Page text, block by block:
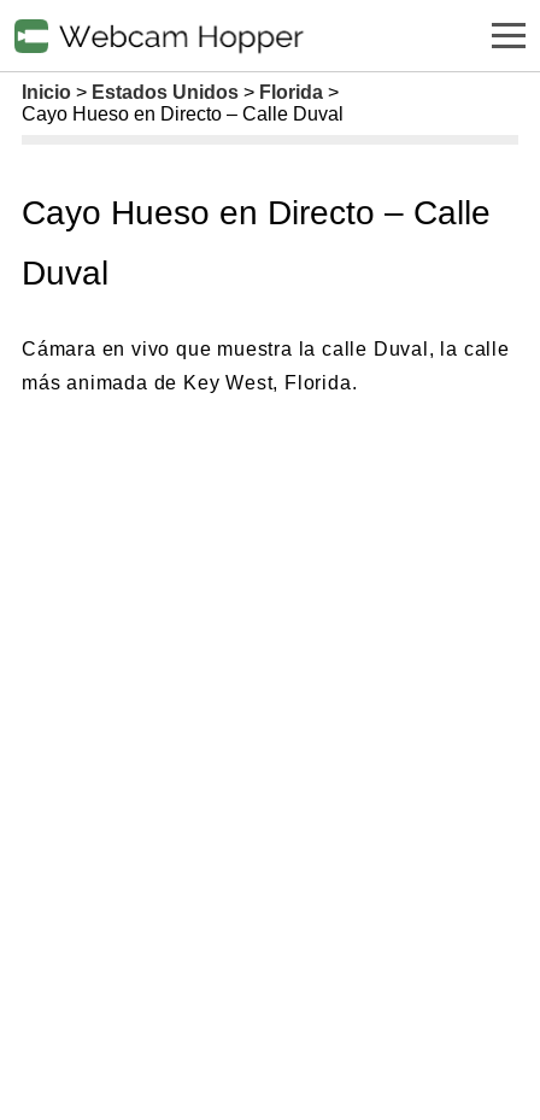
Inicio Estados Unidos
Florida
Cayo Hueso en Directo – Calle Duval
Cayo Hueso en Directo – Calle
Duval
Cámara en vivo que muestra la calle Duval, la calle
más animada de Key West, Florida.